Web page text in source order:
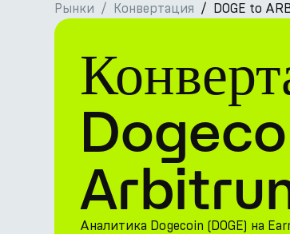
Продукты
Рынки
Калькуляторы
Токен PARK
Ресурсы
Компания
Рынки Конвертация DOGE to
Аналитика Dogecoin (DOGE) на